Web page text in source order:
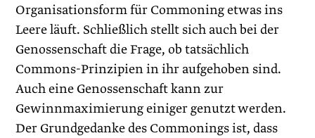
Organisationsform für Commoning etwas ins
Leere läuft. Schließlich stellt sich auch bei der
Genossenschaft die Frage, ob tatsächlich
Commons-Prinzipien in ihr aufgehoben sind.
Auch eine Genossenschaft kann zur
Gewinnmaximierung einiger genutzt werden.
Der Grundgedanke des Commonings ist, dass